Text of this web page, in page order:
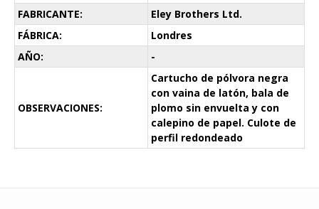
FABRICANTE:
Eley Brothers Ltd.
FÁBRICA:
Londres
AÑO:
-
OBSERVACIONES:
Cartucho de pólvora negra
con vaina de latón, bala de
plomo sin envuelta y con
calepino de papel. Culote de
perfil redondeado